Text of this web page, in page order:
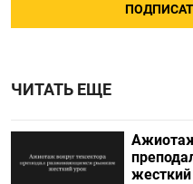
ЧИТАТЬ ЕЩЕ
Ажиотаж
жесткий